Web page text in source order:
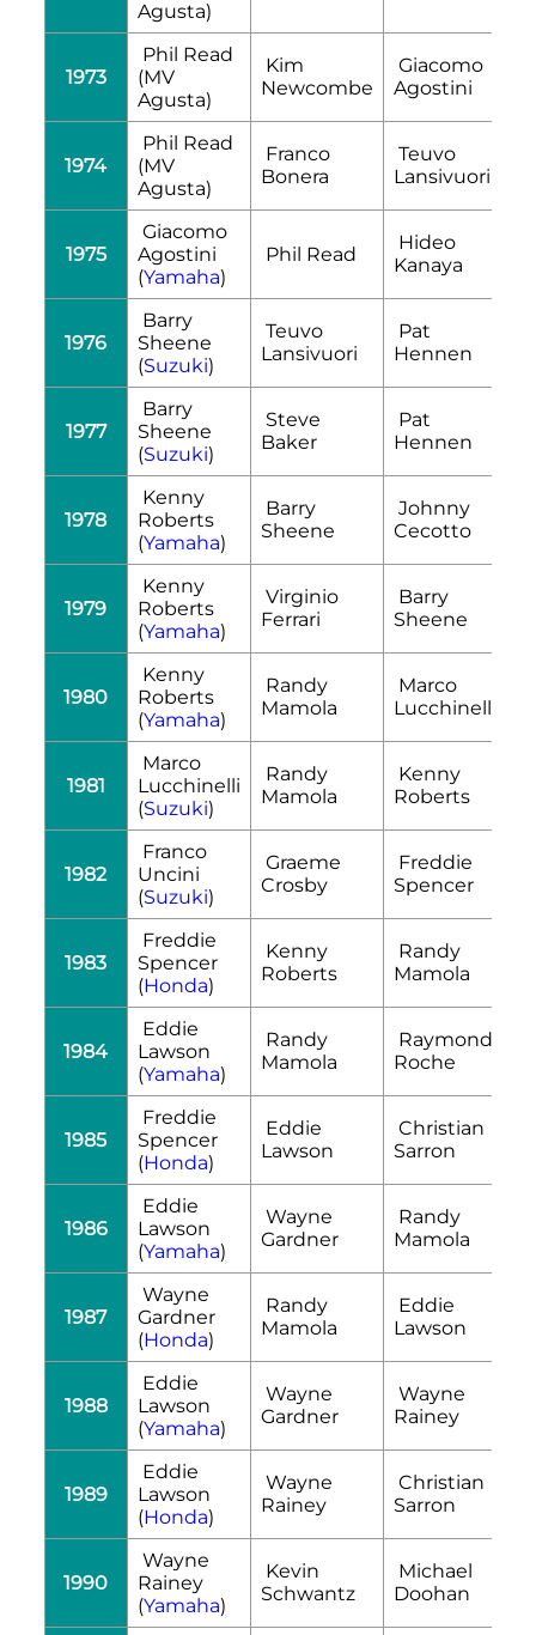
Agusta)
1973
Phil Read
(MV
Agusta)
Kim
Newcombe
Giacomo
Agostini
1974
Phil Read
(MV
Agusta)
Franco
Bonera
Teuvo
Lansivuori
1975
Giacomo
Agostini
(Yamaha)
Phil Read
Hideo
Kanaya
1976
Barry
Sheene
(Suzuki)
Teuvo
Lansivuori
Pat
Hennen
1977
Barry
Sheene
(Suzuki)
Steve
Baker
Pat
Hennen
1978
Kenny
Roberts
(Yamaha)
Barry
Sheene
Johnny
Cecotto
1979
Kenny
Roberts
(Yamaha)
Virginio
Ferrari
Barry
Sheene
1980
Kenny
Roberts
(Yamaha)
Randy
Mamola
Marco
Lucchinelli
1981
Marco
Lucchinelli
(Suzuki)
Randy
Mamola
Kenny
Roberts
1982
Franco
Uncini
(Suzuki)
Graeme
Crosby
Freddie
Spencer
1983
Freddie
Spencer
(Honda)
Kenny
Roberts
Randy
Mamola
1984
Eddie
Lawson
(Yamaha)
Randy
Mamola
Raymond
Roche
1985
Freddie
Spencer
(Honda)
Eddie
Lawson
Christian
Sarron
1986
Eddie
Lawson
(Yamaha)
Wayne
Gardner
Randy
Mamola
1987
Wayne
Gardner
(Honda)
Randy
Mamola
Eddie
Lawson
1988
Eddie
Lawson
(Yamaha)
Wayne
Gardner
Wayne
Rainey
1989
Eddie
Lawson
(Honda)
Wayne
Rainey
Christian
Sarron
1990
Wayne
Rainey
(Yamaha)
Kevin
Schwantz
Michael
Doohan